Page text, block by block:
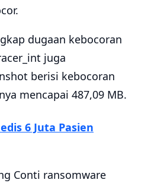
dugaan kebocoran
juga
berisi kebocoran
mencapai 487,09 MB.
6 Juta Pasien
Conti ransomware